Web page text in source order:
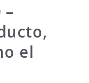
el